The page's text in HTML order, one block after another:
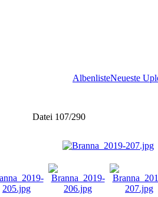
AlbenlisteNeueste
Datei 107/290